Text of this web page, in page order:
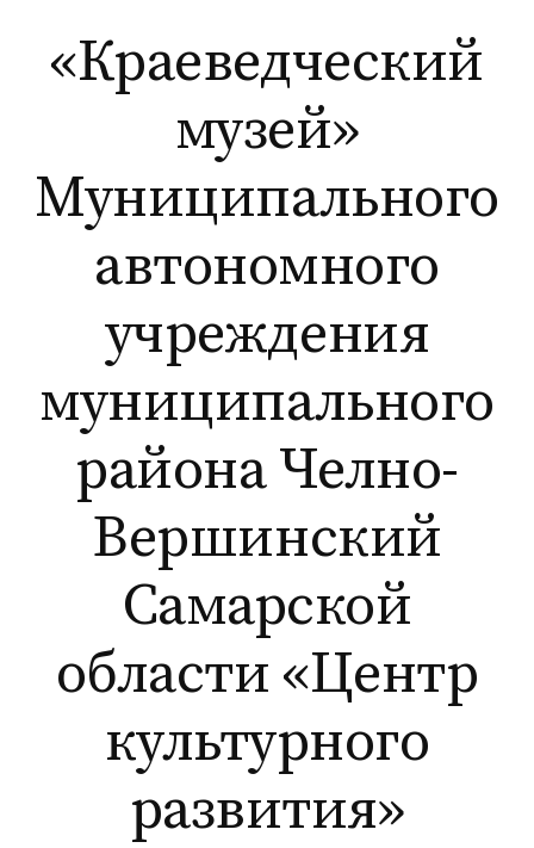
содержимому
«Краеведческий
музей»
Муниципального
автономного
учреждения
муниципального
района Челно-
Вершинский
Самарской
области «Центр
культурного
развития»